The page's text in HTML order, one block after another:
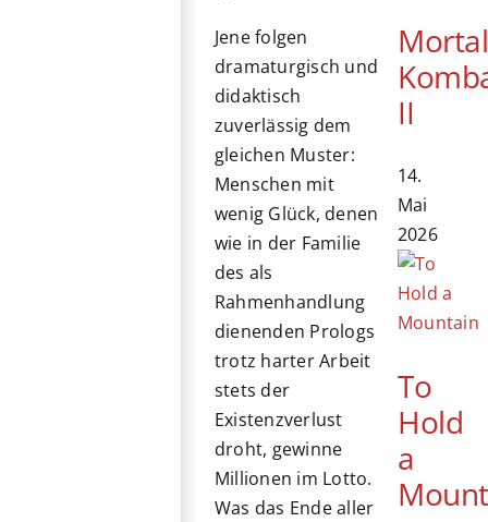
Jene folgen
dramaturgisch und
didaktisch
zuverlässig dem
gleichen Muster:
Menschen mit
wenig Glück, denen
wie in der Familie
des als
Rahmenhandlung
dienenden Prologs
trotz harter Arbeit
stets der
Existenzverlust
droht, gewinne
Millionen im Lotto.
Was das Ende aller
Mortal
II
14.
Mai
2026
To
Hold
a